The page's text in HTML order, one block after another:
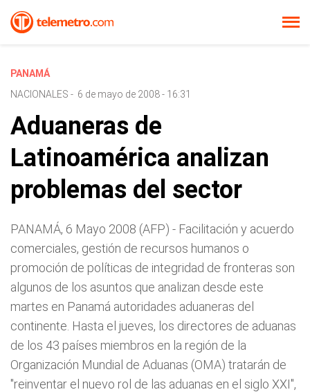
PANAMÁ
NACIONALES - 6 de mayo de 2008 - 16:31
Aduaneras de
Latinoamérica analizan
problemas del sector
PANAMÁ, 6 Mayo 2008 (AFP) - Facilitación y acuerdo
comerciales, gestión de recursos humanos o
promoción de políticas de integridad de fronteras son
algunos de los asuntos que analizan desde este
martes en Panamá autoridades aduaneras del
continente. Hasta el jueves, los directores de aduanas
de los 43 países miembros en la región de la
Organización Mundial de Aduanas (OMA) tratarán de
"reinventar el nuevo rol de las aduanas en el siglo XXI",